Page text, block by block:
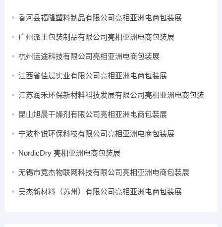
香河县福隆塑料制品有限公司亮相亚洲电商包装展
广州派王包装制品有限公司亮相亚洲电商包装展
杭州运途科技有限公司亮相亚洲电商包装展
江西省佳晨实业有限公司亮相亚洲电商包装展
江苏润禾环保新材料科技发展有限公司亮相亚洲电商包装
昆山旭晨干燥剂有限公司亮相亚洲电商包装展
宁波朴锐环保科技有限公司亮相亚洲电商包装展
NordicDry 亮相亚洲电商包装展
无锡市竞杰物联网科技有限公司亮相亚洲电商包装展
吴杰新材料（苏州）有限公司亮相亚洲电商包装展